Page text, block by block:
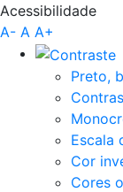
Pular para o
Acessibilidade
A- A A+
Preto,
Escala
Cor
Cores